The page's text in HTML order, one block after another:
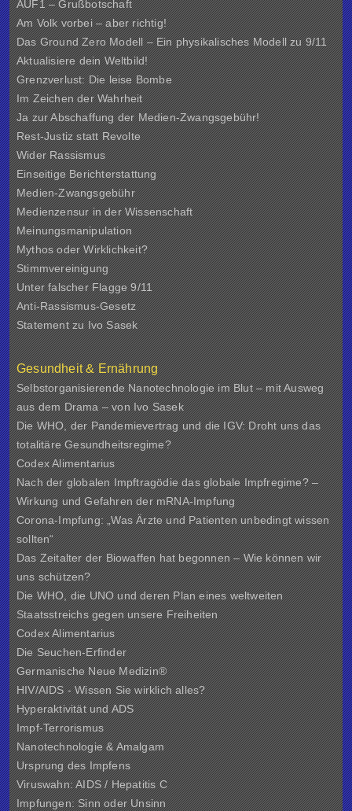
AUF1 – Grußbotschaft
Am Volk vorbei – aber richtig!
Das Ground Zero Modell – Ein physikalisches Modell zu 9/11
Aktualisiere dein Weltbild!
Grenzverlust: Die leise Bombe
Im Zeichen der Wahrheit
Ja zur Abschaffung der Medien-Zwangsgebühr!
Rest-Justiz statt Revolte
Wider Rassismus
Einseitige Berichterstattung
Medien-Zwangsgebühr
Medienzensur in der Wissenschaft
Meinungsmanipulation
Mythos oder Wirklichkeit?
Stimmvereinigung
Unter falscher Flagge 9/11
Anti-Rassismus-Gesetz
Statement zu Ivo Sasek
Gesundheit & Ernährung
Selbstorganisierende Nanotechnologie im Blut – mit Ausweg
aus dem Drama – von Ivo Sasek
Die WHO, der Pandemievertrag und die IGV: Droht uns das
totalitäre Gesundheitsregime?
Codex Alimentarius
Nach der globalen Impftragödie das globale Impfregime? –
Wirkung und Gefahren der mRNA-Impfung
Corona-Impfung: „Was Ärzte und Patienten unbedingt wissen
sollten“
Das Zeitalter der Biowaffen hat begonnen – Wie können wir
uns schützen?
Die WHO, die UNO und deren Plan eines weltweiten
Staatsstreichs gegen unsere Freiheiten
Codex Alimentarius
Die Seuchen-Erfinder
Germanische Neue Medizin®
HIV/AIDS - Wissen Sie wirklich alles?
Hyperaktivität und ADS
Impf-Terrorismus
Nanotechnologie & Amalgam
Ursprung des Impfens
Viruswahn: AIDS / Hepatitis C
Impfungen: Sinn oder Unsinn